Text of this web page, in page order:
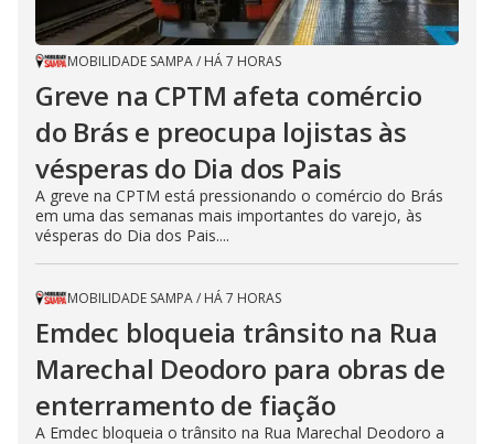
MOBILIDADE SAMPA/ HÁ 7 HORAS
Greve na CPTM afeta comércio
do Brás e preocupa lojistas às
vésperas do Dia dos Pais
A greve na CPTM está pressionando o comércio do Brás
em uma das semanas mais importantes do varejo, às
vésperas do Dia dos Pais....
MOBILIDADE SAMPA/ HÁ 7 HORAS
Emdec bloqueia trânsito na Rua
Marechal Deodoro para obras de
enterramento de fiação
A Emdec bloqueia o trânsito na Rua Marechal Deodoro a